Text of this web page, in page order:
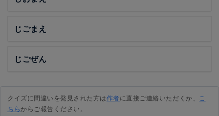
じごまえ
じごぜん
クイズに間違いを発見された方は作者に直接ご連絡いただくか、 こ
ちらからご報告ください。